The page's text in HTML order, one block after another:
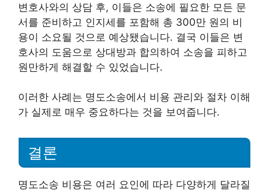
변호사와의 상담 후, 이들은 소송에 필요한 모든 문
서를 준비하고 인지세를 포함해 총 300만 원의 비
용이 소요될 것으로 예상됐습니다. 결국 이들은 변
호사의 도움으로 상대방과 합의하여 소송을 피하고
원만하게 해결할 수 있었습니다.
이러한 사례는 명도소송에서 비용 관리와 절차 이해
가 실제로 매우 중요하다는 것을 보여줍니다.
결론
명도소송 비용은 여러 요인에 따라 다양하게 달라질